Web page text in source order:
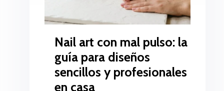
Nail art con mal pulso: la
guía para diseños
sencillos y profesionales
en casa